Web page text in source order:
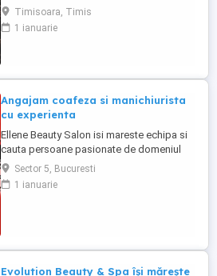
de parteneri profesionali si pasionati de
domeniul frumusetii!
Timisoara, Timis
1 ianuarie
Angajam coafeza si manichiurista
cu experienta
Ellene Beauty Salon isi mareste echipa si
cauta persoane pasionate de domeniul
beauty pentru posturile de coafeza si
manichiurista. Oferim contract individual
de munca. Program 6 ore pe zi sau o zi cu
Sector 5, Bucuresti
1 ianuarie
Evolution Beauty & Spa își mărește